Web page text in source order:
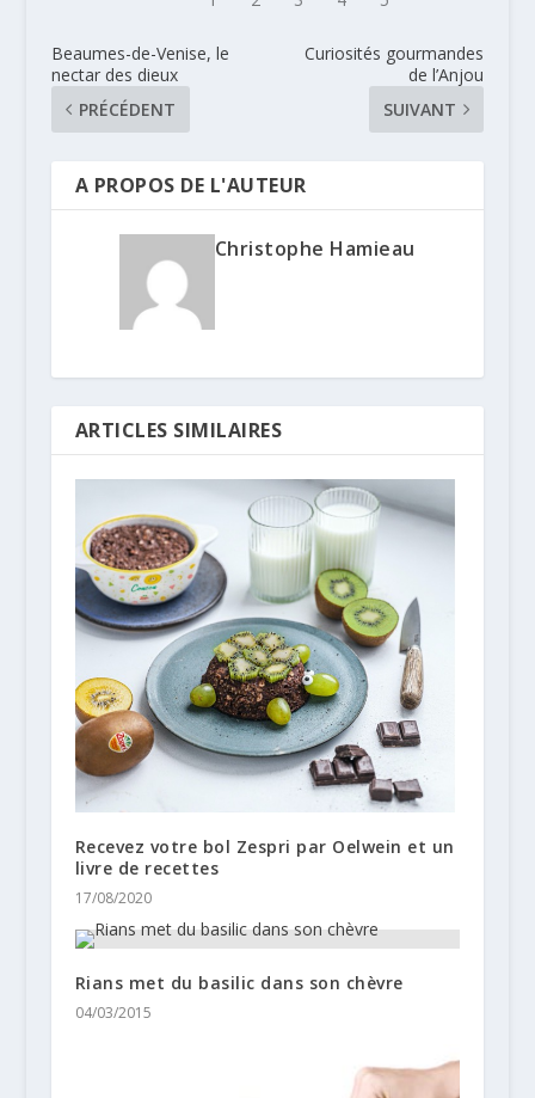
Beaumes-de-Venise, le
nectar des dieux
PRÉCÉDENT
Curiosités gourmandes
de l’Anjou
SUIVANT
A PROPOS DE L'AUTEUR
Christophe Hamieau
ARTICLES SIMILAIRES
Recevez votre bol Zespri par Oelwein et un
livre de recettes
17/08/2020
Rians met du basilic dans son chèvre
04/03/2015